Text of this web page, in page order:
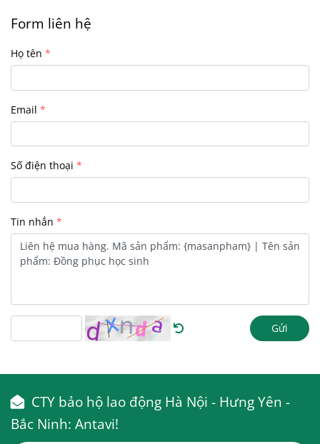
Form liên hệ
Họ tên
Email
Số điện thoại
Tin nhắn
Gửi
CTY bảo hộ lao động Hà Nội - Hưng Yên -
Bắc Ninh: Antavi!